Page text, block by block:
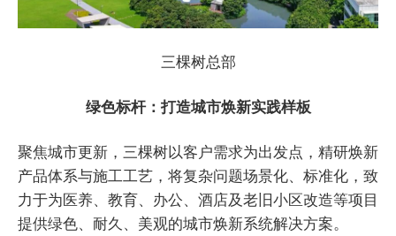
三棵树总部
绿色标杆：打造城市焕新实践样板
聚焦城市更新，三棵树以客户需求为出发点，精研焕新
产品体系与施工工艺，将复杂问题场景化、标准化，致
力于为医养、教育、办公、酒店及老旧小区改造等项目
提供绿色、耐久、美观的城市焕新系统解决方案。